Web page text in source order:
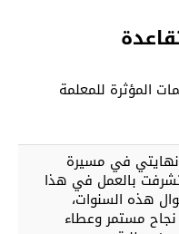
المؤثرة للمعلمة
في مسيرة
بالعمل في هذا
هذه السنوات،
مستمر وعطاء